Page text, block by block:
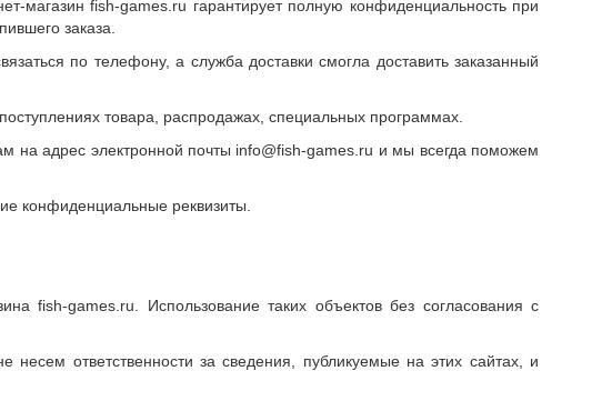
магазин fish-games.ru гарантирует полную конфиденциальность при
заказа.
по телефону, а служба доставки смогла доставить заказанный
товара, распродажах, специальных программах.
на адрес электронной почты info@fish-games.ru и мы всегда поможем
конфиденциальные реквизиты.
fish-games.ru. Использование таких объектов без согласования с
ответственности за сведения, публикуемые на этих сайтах, и